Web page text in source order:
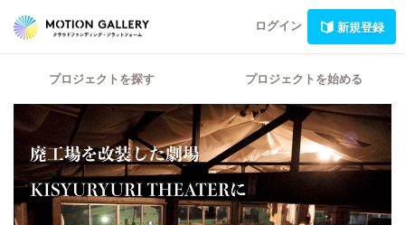
ログイン 新規登録
プロジェクトを探す プロジェクトを始める